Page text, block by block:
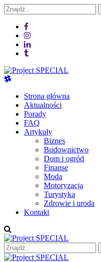
Skip
to
navigation
Skip
to
content
Search
for:
Strona główna
Aktualności
Porady
FAQ
Artykuły
Biznes
Budownictwo
Dom i ogród
Finanse
Moda
Motoryzacja
Turystyka
Zdrowie i uroda
Kontakt
Search
for: